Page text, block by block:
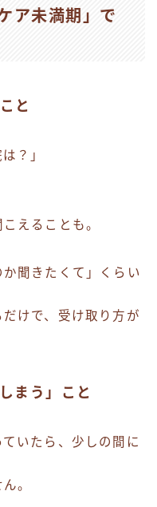
ア未満期」で
と
？」
えることも。
聞きたくて」くらい
だけで、受け取り方が
まう」こと
いたら、少しの間に
。